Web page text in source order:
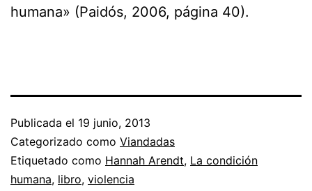
humana» (Paidós, 2006, página 40).
Publicada el 19 junio, 2013
Categorizado como Viandadas
Etiquetado como Hannah Arendt, La condición
humana, libro, violencia